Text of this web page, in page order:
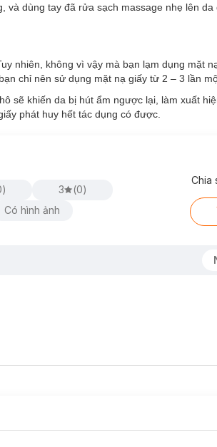
dùng tay đã rửa sạch massage nhẹ lên
nhiên, không vì vậy mà bạn lạm dụng mặt
chỉ nên sử dụng mặt nạ giấy từ 2 – 3 lần
sẽ khiến da bị hút ẩm ngược lại, làm xuất
phát huy hết tác dụng có được.
) 3 (0)
Có hình ảnh
Chia